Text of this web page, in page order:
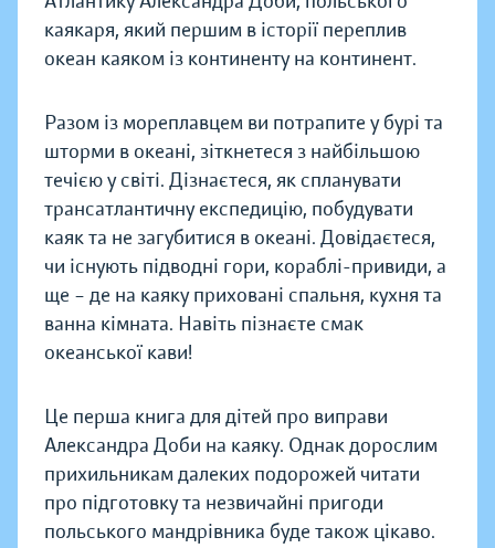
каякаря, який першим в історії переплив
океан каяком із континенту на континент.
Разом із мореплавцем ви потрапите у бурі та
шторми в океані, зіткнетеся з найбільшою
течією у світі. Дізнаєтеся, як спланувати
трансатлантичну експедицію, побудувати
каяк та не загубитися в океані. Довідаєтеся,
чи існують підводні гори, кораблі-привиди, а
ще – де на каяку приховані спальня, кухня та
ванна кімната. Навіть пізнаєте смак
океанської кави!
Це перша книга для дітей про виправи
Александра Доби на каяку. Однак дорослим
прихильникам далеких подорожей читати
про підготовку та незвичайні пригоди
польського мандрівника буде також цікаво.